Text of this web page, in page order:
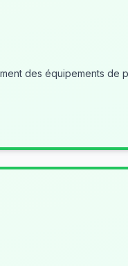
des équipements de